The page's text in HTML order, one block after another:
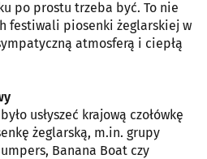
po prostu trzeba być. To nie
festiwali piosenki żeglarskiej w
atmosferą i ciepłą
usłyszeć krajową czołówkę
żeglarską, m.in. grupy
Banana Boat czy